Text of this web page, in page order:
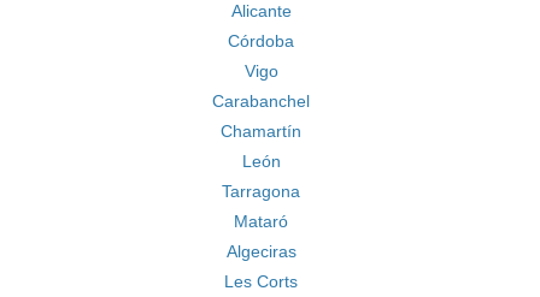
Alicante
Córdoba
Vigo
Carabanchel
Chamartín
León
Tarragona
Mataró
Algeciras
Les Corts